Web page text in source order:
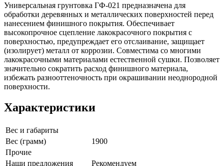
Универсальная грунтовка ГФ-021 предназначена для
обработки деревянных и металлических поверхностей перед
нанесением финишного покрытия. Обеспечивает
высокопрочное сцепление лакокрасочного покрытия с
поверхностью, предупреждает его отслаивание, защищает
(изолирует) металл от коррозии. Совместима со многими
лакокрасочными материалами естественной сушки. Позволяет
значительно сократить расход финишного материала,
избежать разнооттеночность при окрашивании неоднородной
поверхности.
Характеристики
Вес и габариты
Вес (грамм)
1900
Прочие
Наши предложения
Рекомендуем